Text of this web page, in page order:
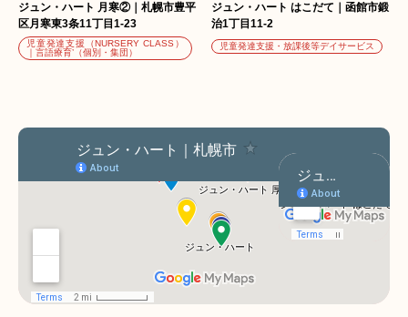
ジュン・ハート 月寒②｜札幌市豊平
区月寒東3条11丁目1-23
児童発達支援（NURSERY CLASS）
｜言語療育’（個別・集団）
ジュン・ハート はこだて｜函館市鍛
治1丁目11-2
児童発達支援・放課後等デイサービス